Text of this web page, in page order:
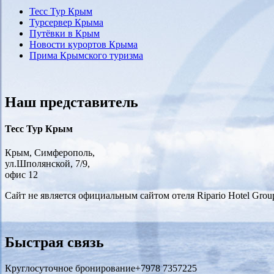
Тесс Тур Крым
Турсервер Крыма
Путёвки в Крым
Новости курортов Крыма
Прима Крымского туризма
Наш представитель
Тесс Тур Крым
Крым, Симферополь,
ул.Шполянской, 7/9,
офис 12
Сайт не является официальным сайтом отеля Ripario Hotel
Быстрая связь
Круглосуточное бронирование+7978 7357225